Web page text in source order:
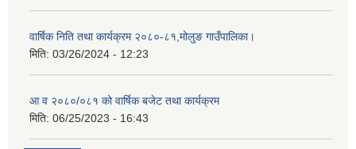
वार्षिक निति तथा कार्यक्रम २०८०-८१,मोलुङ गाउँपालिका।
मिति: 03/26/2024 - 12:23
आ व २०८०/०८१ को वार्षिक बजेट तथा कार्यक्रम
मिति: 06/25/2023 - 16:43